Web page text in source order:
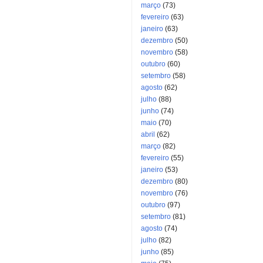
março (73)
fevereiro (63)
janeiro (63)
dezembro (50)
novembro (58)
outubro (60)
setembro (58)
agosto (62)
julho (88)
junho (74)
maio (70)
abril (62)
março (82)
fevereiro (55)
janeiro (53)
dezembro (80)
novembro (76)
outubro (97)
setembro (81)
agosto (74)
julho (82)
junho (85)